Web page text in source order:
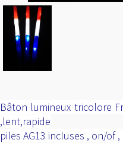
Bâton lumineux tricolore
,lent,rapide
piles AG13 incluses , on/